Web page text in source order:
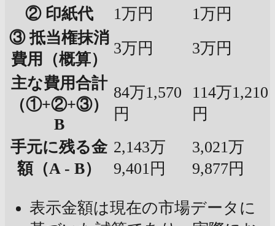
② 印紙代
1万円
1万円
③ 抵当権抹消
費用（概算）
3万円
3万円
主な費用合計
（①+②+③）
B
84万1,570
円
114万1,210
円
手元に残る金
額（A - B）
2,143万
9,401円
3,021万
9,877円
表示金額は現在の市場データに